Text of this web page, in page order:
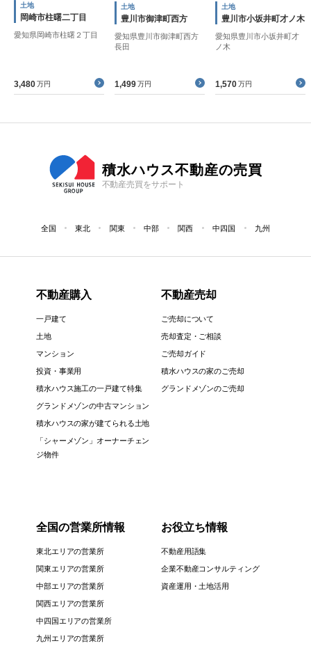
土地
岡崎市柱曙二丁目
愛知県岡崎市柱曙２丁目
3,480 万円
土地
豊川市御津町西方
愛知県豊川市御津町西方
長田
1,499 万円
土地
豊川市小坂井町才ノ木
愛知県豊川市小坂井町才
ノ木
1,570 万円
積水ハウス不動産の売買
不動産売買をサポート
全国 東北 関東 中部 関西 中四国 九州
不動産購入
一戸建て
土地
マンション
投資・事業用
積水ハウス施工の一戸建て特集
グランドメゾンの中古マンション
積水ハウスの家が建てられる土地
「シャーメゾン」オーナーチェン
ジ物件
不動産売却
ご売却について
売却査定・ご相談
ご売却ガイド
積水ハウスの家のご売却
グランドメゾンのご売却
全国の営業所情報
東北エリアの営業所
関東エリアの営業所
中部エリアの営業所
関西エリアの営業所
中四国エリアの営業所
九州エリアの営業所
お役立ち情報
不動産用語集
企業不動産コンサルティング
資産運用・土地活用